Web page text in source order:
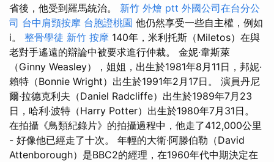
省後，他受到羅馬統治。 新竹 外燴 ptt 外國公司在台分公
司 台中肩頸按摩 台胞證桃園 他仍然享受一些自主權，例如
i。 整骨學徒 新竹 按摩 140年，米利托斯（Miletos）在與
老對手遙遠的辯論中被要求進行仲裁。 金妮·韋斯萊
（Ginny Weasley），姐姐，出生於1981年8月11日，邦妮·
賴特（Bonnie Wright）出生於1991年2月17日。 演員丹尼
爾·拉德克利夫（Daniel Radcliffe）出生於1989年7月23
日，哈利·波特（Harry Potter）出生於1980年7月31日。
在拍攝《鳥類紀錄片》的拍攝過程中，他走了412,000公里
- 好像他已經走了十次。 年輕的大衛·阿滕伯勒（David
Attenborough）是BBC2的經理，在1960年代中期決定在